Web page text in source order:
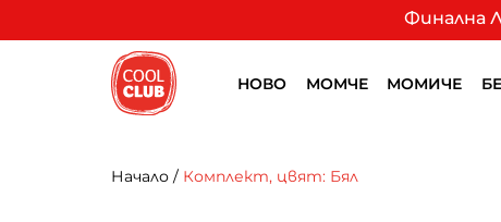
Финална
НОВО МОМЧЕ МОМИЧЕ
Начало / Комплект, цвят: Бял